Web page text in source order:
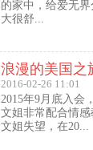
的家中，给爱无
大很舒...
2016-02-26 11:01
2015年9月底入会
文姐非常配合情
文姐失望，在20...